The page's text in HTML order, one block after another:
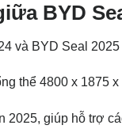
BYD
và BYD Seal 2025
thể 4800 x 1875
2025, giúp hỗ trợ